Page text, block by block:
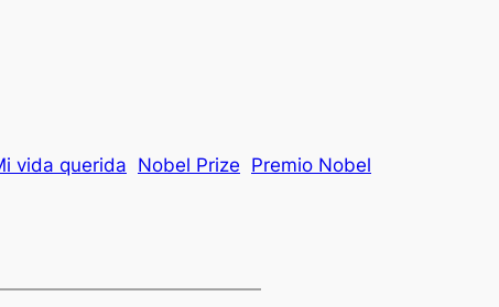
vida querida Nobel Prize Premio Nobel